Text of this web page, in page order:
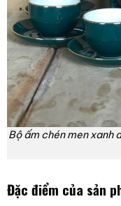
Bộ ấm chén men xanh
Đặc điểm của sản